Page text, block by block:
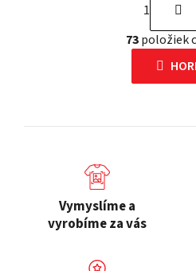
O
v
l
á
a
t
r
á
n
v
1
73položiek
Vymyslíme a
vyrobíme za vás